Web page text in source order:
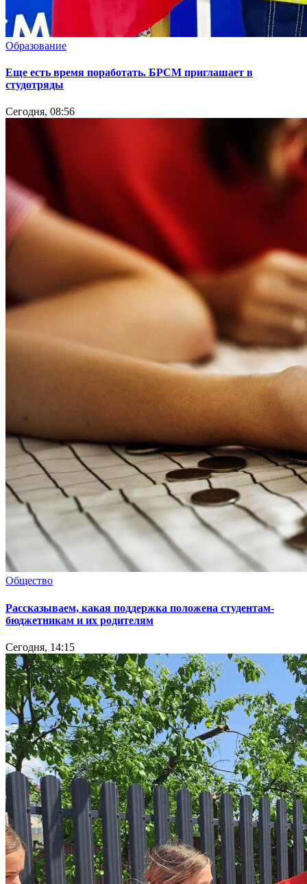
Образование
Еще есть время поработать. БРСМ приглашает в
студотряды
Сегодня, 08:56
Общество
Рассказываем, какая поддержка положена студентам-
бюджетникам и их родителям
Сегодня, 14:15